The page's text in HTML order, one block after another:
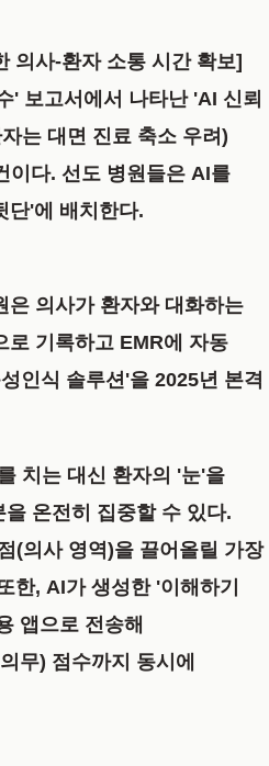
의사-환자 소통 시간 확보]
' 보고서에서 나타난 'AI 신뢰
는 대면 진료 축소 우려)
이다. 선도 병원들은 AI를
단'에 배치한다.
은 의사가 환자와 대화하는
로 기록하고 EMR에 자동
인식 솔루션'을 2025년 본격
치는 대신 환자의 '눈'을
온전히 집중할 수 있다.
(의사 영역)을 끌어올릴 가장
한, AI가 생성한 '이해하기
앱으로 전송해
무) 점수까지 동시에